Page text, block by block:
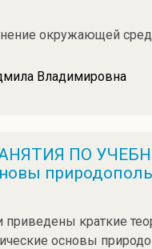
окружающей
Владимировна
ПО
приведены краткие
основы